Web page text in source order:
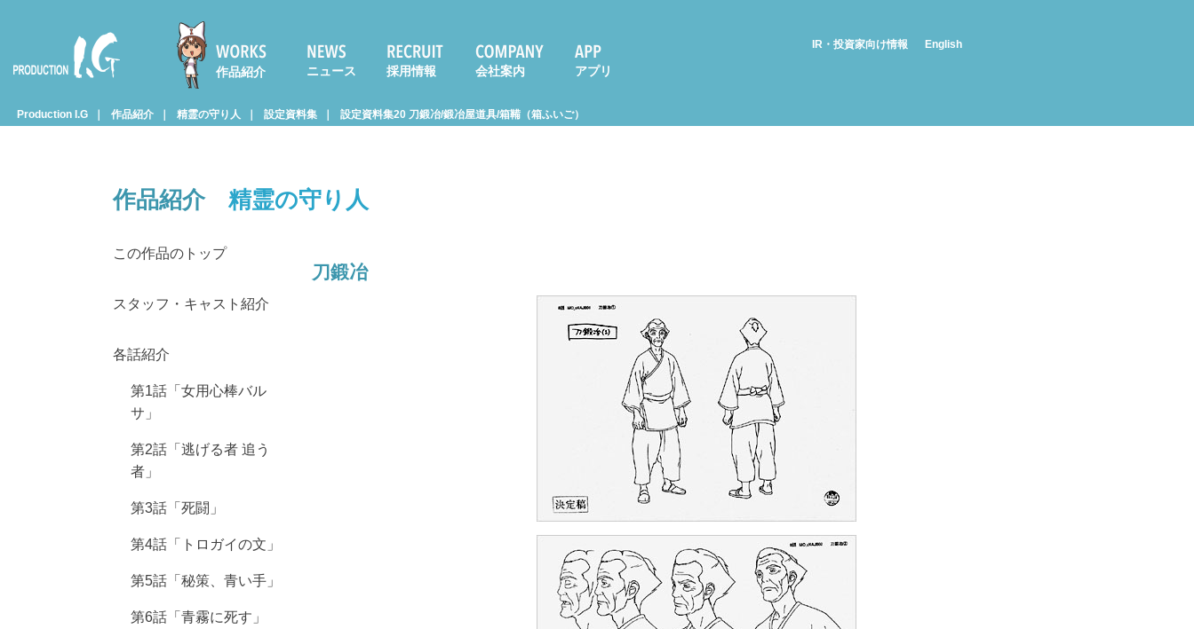
Prod
作品紹介 ニュース 採用情報 会社案内 アプリ
IR・投資家向け情報 English
Production I.G 作品紹介 精霊の守り人 設定資料集 設定資料集20 刀鍛冶/鍛冶屋道具/箱鞴（箱ふいご）
作品紹介 精霊の守り人
この作品のトップ
スタッフ・キャスト紹介
各話紹介
第1話「女用心棒バル
サ」
第2話「逃げる者 追う
者」
第3話「死闘」
第4話「トロガイの文」
第5話「秘策、青い手」
第6話「青霧に死す」
刀鍛冶